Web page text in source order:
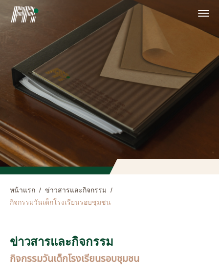
หน้าแรก / ข่าวสารและกิจกรรม /
กิจกรรมวันเด็กโรงเรียนรอบชุมชน
ข่าวสารและกิจกรรม
กิจกรรมวันเด็กโรงเรียนรอบชุมชน